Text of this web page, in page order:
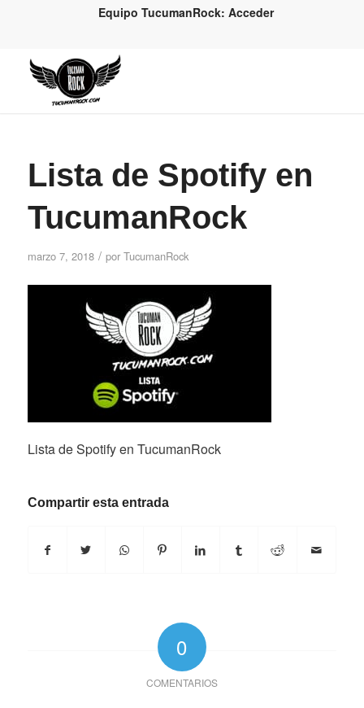
Equipo TucumanRock: Acceder
Lista de Spotify en
TucumanRock
marzo 7, 2018 / por TucumanRock
Lista de Spotify en TucumanRock
Compartir esta entrada
0
COMENTARIOS